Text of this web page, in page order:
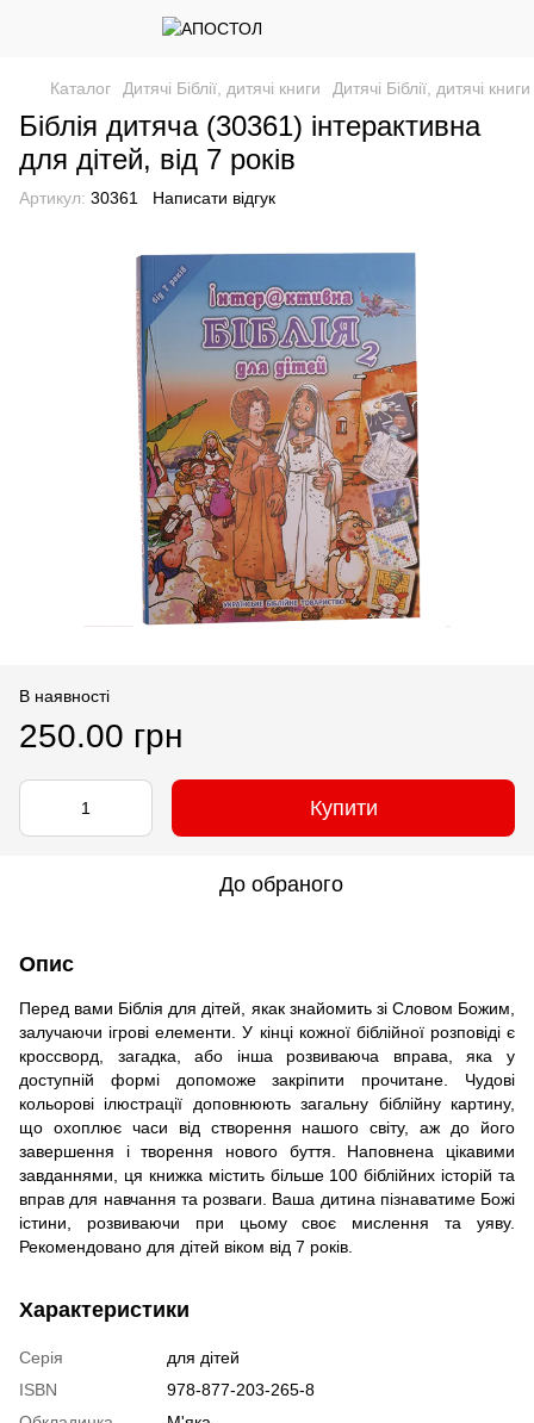
Каталог Дитячі Біблії, дитячі книги Дитячі Біблії, дитячі
Біблія дитяча (30361) інтерактивна
для дітей, від 7 років
Артикул: 30361 Написати відгук
В наявності
250.00 грн
Купити
До обраного
Опис
Перед вами Біблія для дітей, якак знайомить зі Словом Божим,
залучаючи ігрові елементи. У кінці кожної біблійної розповіді є
кроссворд, загадка, або інша розвиваюча вправа, яка у
доступній формі допоможе закріпити прочитане. Чудові
кольорові ілюстрації доповнюють загальну біблійну картину,
що охоплює часи від створення нашого світу, аж до його
завершення і творення нового буття. Наповнена цікавими
завданнями, ця книжка містить більше 100 біблійних історій та
вправ для навчання та розваги. Ваша дитина пізнаватиме Божі
істини, розвиваючи при цьому своє мислення та уяву.
Рекомендовано для дітей віком від 7 років.
Характеристики
Серія
для дітей
ISBN
978-877-203-265-8